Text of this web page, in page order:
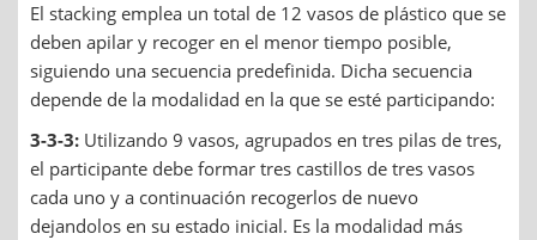
El stacking emplea un total de 12 vasos de plástico que se
deben apilar y recoger en el menor tiempo posible,
siguiendo una secuencia predefinida. Dicha secuencia
depende de la modalidad en la que se esté participando:
3-3-3: Utilizando 9 vasos, agrupados en tres pilas de tres,
el participante debe formar tres castillos de tres vasos
cada uno y a continuación recogerlos de nuevo
dejandolos en su estado inicial. Es la modalidad más